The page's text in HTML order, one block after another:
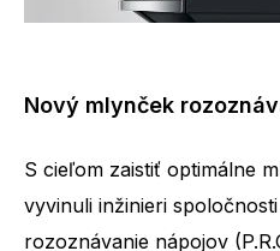
Nový mlynček
S cieľom zaistiť optimálne
vyvinuli inžinieri
rozoznávanie nápojov